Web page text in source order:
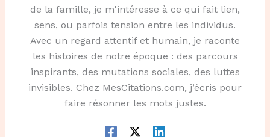
de la famille, je m'intéresse à ce qui fait lien,
sens, ou parfois tension entre les individus.
Avec un regard attentif et humain, je raconte
les histoires de notre époque : des parcours
inspirants, des mutations sociales, des luttes
invisibles. Chez MesCitations.com, j’écris pour
faire résonner les mots justes.